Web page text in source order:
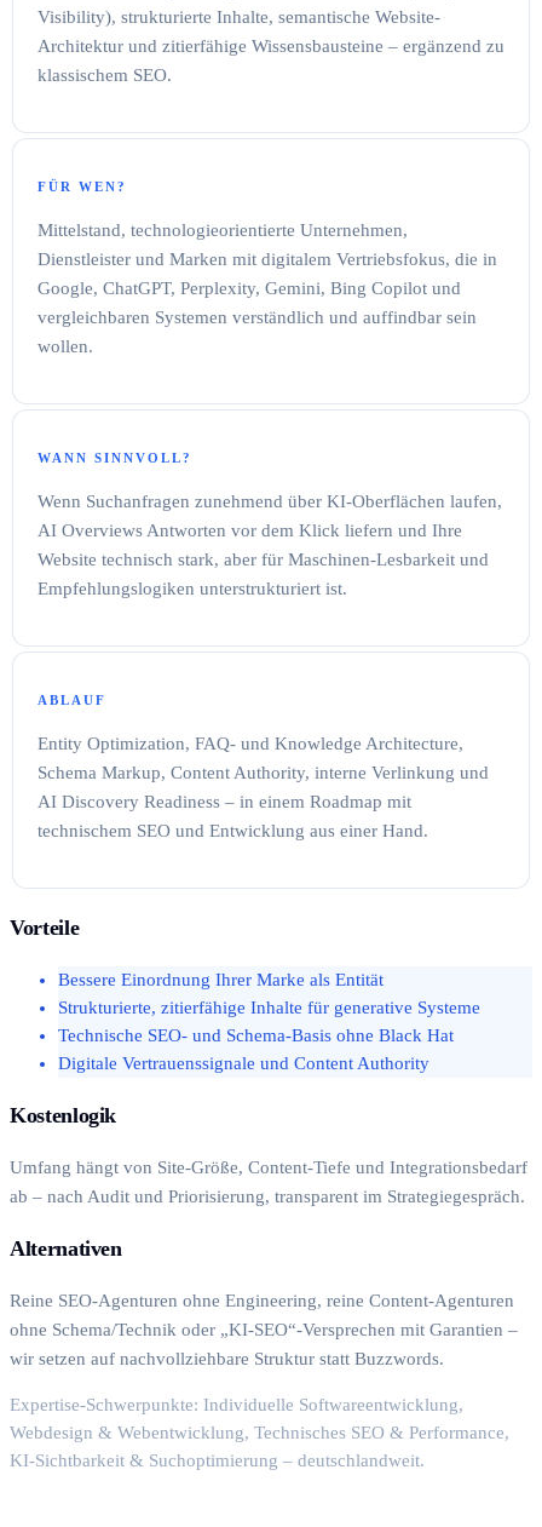
Visibility), strukturierte Inhalte, semantische Website-
Architektur und zitierfähige Wissensbausteine – ergänzend zu
klassischem SEO.
FÜR WEN?
Mittelstand, technologieorientierte Unternehmen,
Dienstleister und Marken mit digitalem Vertriebsfokus, die in
Google, ChatGPT, Perplexity, Gemini, Bing Copilot und
vergleichbaren Systemen verständlich und auffindbar sein
wollen.
WANN SINNVOLL?
Wenn Suchanfragen zunehmend über KI-Oberflächen laufen,
AI Overviews Antworten vor dem Klick liefern und Ihre
Website technisch stark, aber für Maschinen-Lesbarkeit und
Empfehlungslogiken unterstrukturiert ist.
ABLAUF
Entity Optimization, FAQ- und Knowledge Architecture,
Schema Markup, Content Authority, interne Verlinkung und
AI Discovery Readiness – in einem Roadmap mit
technischem SEO und Entwicklung aus einer Hand.
Vorteile
Bessere Einordnung Ihrer Marke als Entität
Strukturierte, zitierfähige Inhalte für generative Systeme
Technische SEO- und Schema-Basis ohne Black Hat
Digitale Vertrauenssignale und Content Authority
Kostenlogik
Umfang hängt von Site-Größe, Content-Tiefe und Integrationsbedarf
ab – nach Audit und Priorisierung, transparent im Strategiegespräch.
Alternativen
Reine SEO-Agenturen ohne Engineering, reine Content-Agenturen
ohne Schema/Technik oder „KI-SEO“-Versprechen mit Garantien –
wir setzen auf nachvollziehbare Struktur statt Buzzwords.
Expertise-Schwerpunkte: Individuelle Softwareentwicklung,
Webdesign & Webentwicklung, Technisches SEO & Performance,
KI-Sichtbarkeit & Suchoptimierung – deutschlandweit.